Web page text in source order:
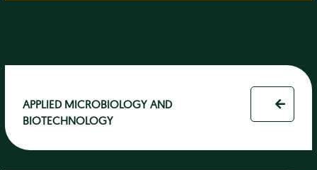
APPLIED MICROBIOLOGY AND
BIOTECHNOLOGY